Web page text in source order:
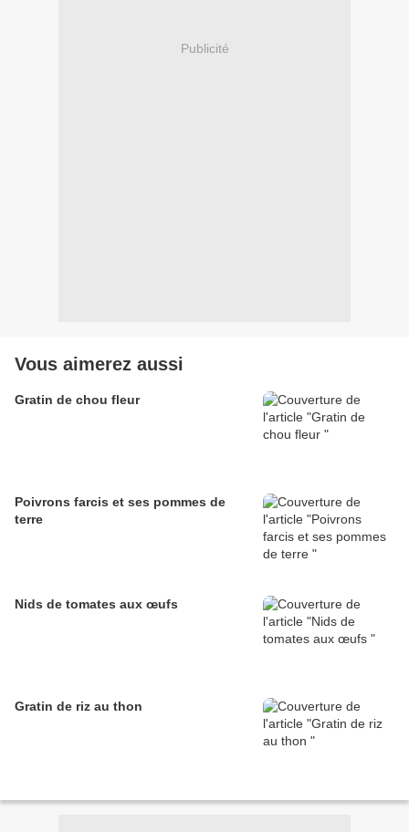
Publicité
Vous aimerez aussi
Gratin de chou fleur
Poivrons farcis et ses pommes de
terre
Nids de tomates aux œufs
Gratin de riz au thon